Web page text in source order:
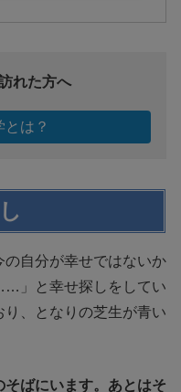
れた方へ
とは？
の自分が幸せではないか
」と幸せ探しをしてい
、となりの芝生が青い
ばにいます。あとはそ